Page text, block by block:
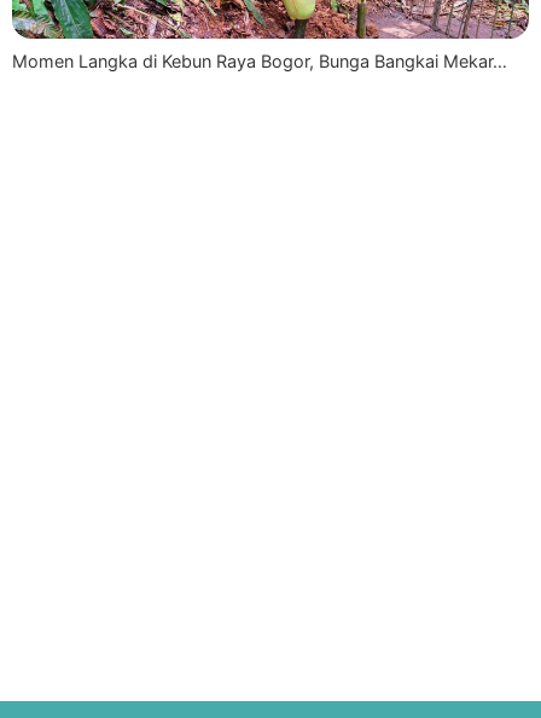
Momen Langka di Kebun Raya Bogor, Bunga Bangkai Mekar…